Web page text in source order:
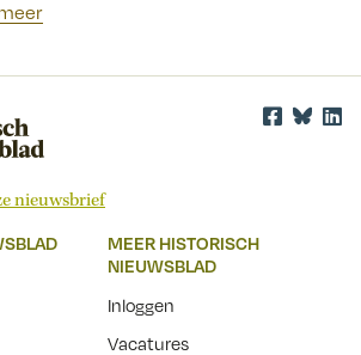
nieuwsbrief
MEER HISTORISCH
NIEUWSBLAD
Inloggen
Vacatures